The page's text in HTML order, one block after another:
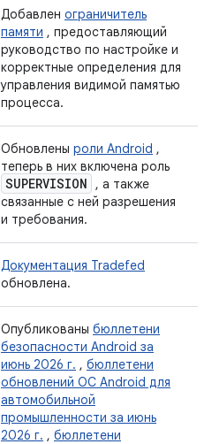
Добавлен ограничитель
памяти , предоставляющий
руководство по настройке и
корректные определения для
управления видимой памятью
процесса.
Обновлены роли Android ,
теперь в них включена роль
SUPERVISION
, а также
связанные с ней разрешения
и требования.
Документация Tradefed
обновлена.
Опубликованы бюллетени
безопасности Android за
июнь 2026 г. , бюллетени
обновлений ОС Android для
автомобильной
промышленности за июнь
2026 г. , бюллетени